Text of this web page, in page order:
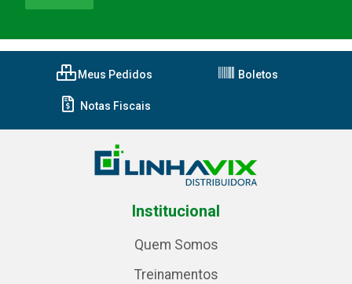
Meus Pedidos Boletos
Notas Fiscais
Institucional
Quem Somos
Treinamentos